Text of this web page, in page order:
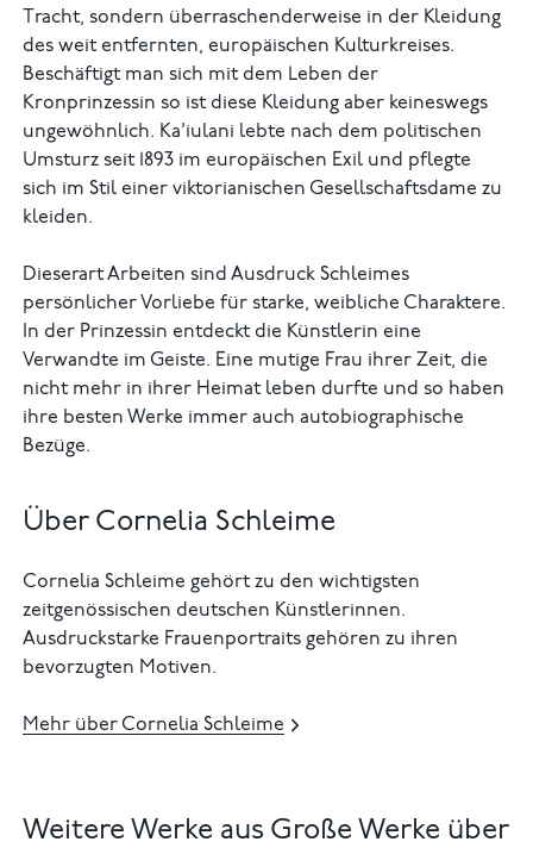
Tracht, sondern überraschenderweise in der Kleidung
des weit entfernten, europäischen Kulturkreises.
Beschäftigt man sich mit dem Leben der
Kronprinzessin so ist diese Kleidung aber keineswegs
ungewöhnlich. Ka’iulani lebte nach dem politischen
Umsturz seit 1893 im europäischen Exil und pflegte
sich im Stil einer viktorianischen Gesellschaftsdame zu
kleiden.
Dieserart Arbeiten sind Ausdruck Schleimes
persönlicher Vorliebe für starke, weibliche Charaktere.
In der Prinzessin entdeckt die Künstlerin eine
Verwandte im Geiste. Eine mutige Frau ihrer Zeit, die
nicht mehr in ihrer Heimat leben durfte und so haben
ihre besten Werke immer auch autobiographische
Bezüge.
Über Cornelia Schleime
Cornelia Schleime gehört zu den wichtigsten
zeitgenössischen deutschen Künstlerinnen.
Ausdruckstarke Frauenportraits gehören zu ihren
bevorzugten Motiven.
Mehr über Cornelia Schleime
Weitere Werke aus Große Werke über